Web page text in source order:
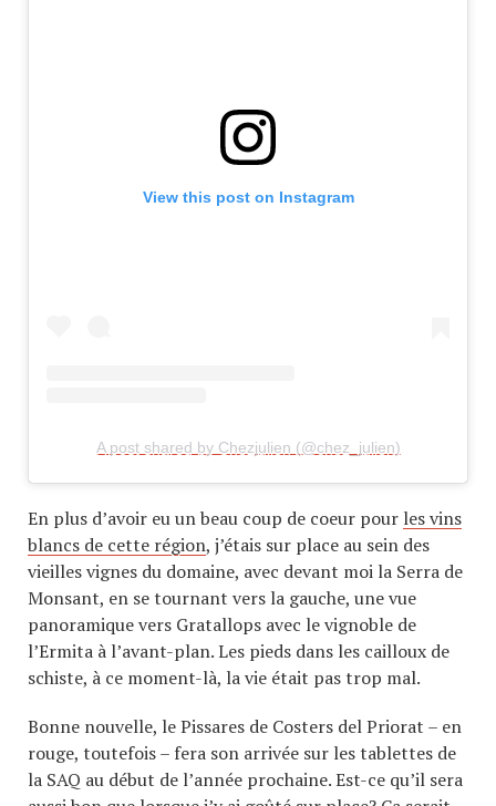
View this post on Instagram
A post shared by Chezjulien (@chez_julien)
En plus d’avoir eu un beau coup de coeur pour les vins
blancs de cette région, j’étais sur place au sein des
vieilles vignes du domaine, avec devant moi la Serra de
Monsant, en se tournant vers la gauche, une vue
panoramique vers Gratallops avec le vignoble de
l’Ermita à l’avant-plan. Les pieds dans les cailloux de
schiste, à ce moment-là, la vie était pas trop mal.
Bonne nouvelle, le Pissares de Costers del Priorat – en
rouge, toutefois – fera son arrivée sur les tablettes de
la SAQ au début de l’année prochaine. Est-ce qu’il sera